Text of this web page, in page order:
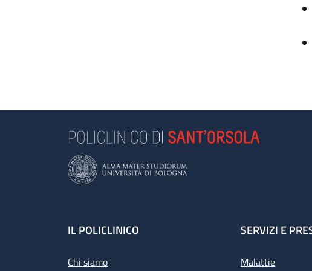
Footer
IL POLICLINICO
Chi siamo
SERVIZI E
Malattie